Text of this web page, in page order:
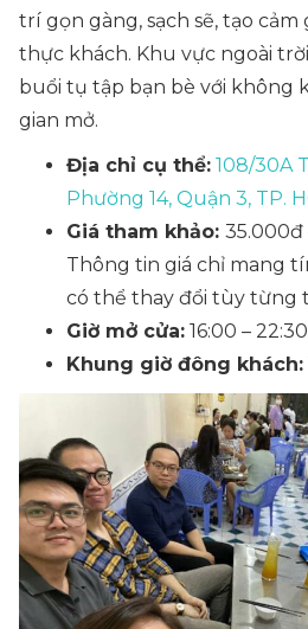
trí gọn gàng, sạch sẽ, tạo cảm
thực khách. Khu vực ngoài
buổi tụ tập bạn bè với không
gian mở.
Địa chỉ cụ thể: 108/30A
Phường 14, Quận 3, TP.
Giá tham khảo: 35.000đ
Thông tin giá chỉ mang
có thể thay đổi tùy từng
Giờ mở cửa: 16:00 –
Khung giờ đông khách: